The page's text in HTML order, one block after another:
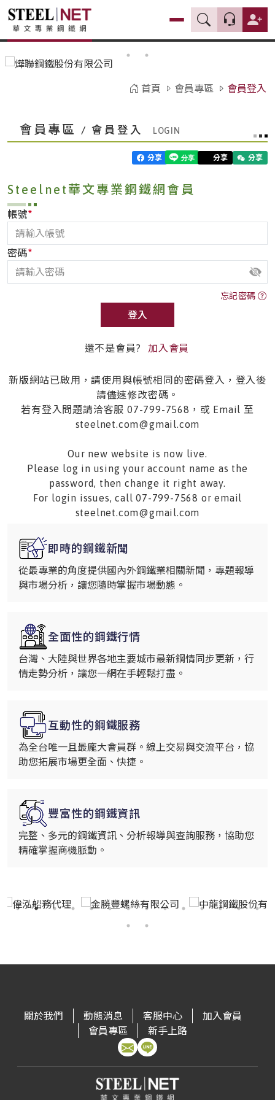
首頁 會員專區 會員登入
會員專區 / 會員登入
分享 分享 分享
Steelnet華文專業鋼鐵網會員
帳號*
密碼*
忘記密碼
登入
還不是會員? 加入會員
新版網站已啟用，請使用與帳號相同的密碼登入，登入後
請儘速修改密碼。
若有登入問題請洽客服 07-799-7568，或 Email 至
steelnet.com@gmail.com
Our new website is now live.
Please log in using your account name as the
password, then change it right away.
For login issues, call 07-799-7568 or email
steelnet.com@gmail.com
即時的鋼鐵新聞
從最專業的角度提供國內外鋼鐵業相關新聞，專題報導
與市場分析，讓您隨時掌握市場動態。
全面性的鋼鐵行情
台灣、大陸與世界各地主要城市最新鋼情同步更新，行
情走勢分析，讓您一網在手輕鬆打盡。
互動性的鋼鐵服務
為全台唯一且最龐大會員群。線上交易與交流平台，協
助您拓展市場更全面、快捷。
豐富性的鋼鐵資訊
完整、多元的鋼鐵資訊、分析報導與查詢服務，協助您
精確掌握商機脈動。
關於我們 動態消息 客服中心
加入會員
會員專區
新手上路